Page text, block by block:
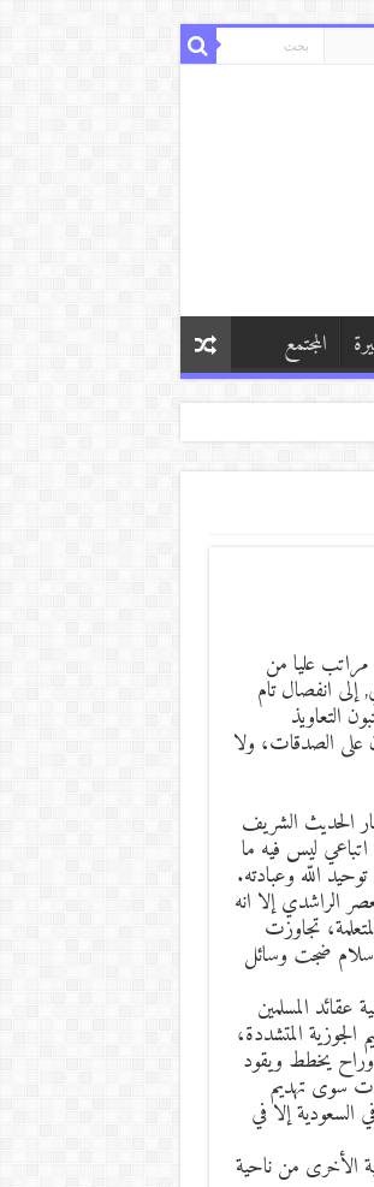
المجتمع
مراتب عليا من
إلى انفصال تام
التعاويذ
على الصدقات، ولا
الحديث الشريف
اتباعي ليس فيه ما
اللّه وعبادته.
الراشدي إلا انه
تجاوزت
ضجت وسائل
المسلمين
الجوزية المتشددة،
وراح يخطط ويقود
سوى تهديم
السعودية إلا في
الأخرى من ناحية